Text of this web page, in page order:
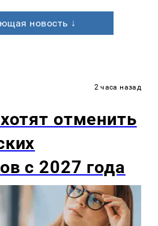
новость ↓
2 часа назад
отменить
с 2027 года